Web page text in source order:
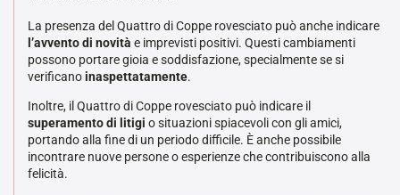
La presenza del Quattro di Coppe rovesciato può anche indicare
l’avvento di novità e imprevisti positivi. Questi cambiamenti
possono portare gioia e soddisfazione, specialmente se si
verificanoinaspettatamente.
Inoltre, il Quattro di Coppe rovesciato può indicare il
superamento di litigi o situazioni spiacevoli con gli amici,
portando alla fine di un periodo difficile. È anche possibile
incontrare nuove persone o esperienze che contribuiscono alla
felicità.